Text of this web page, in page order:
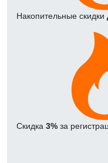
Накопительные скидки
Скидка 3% за